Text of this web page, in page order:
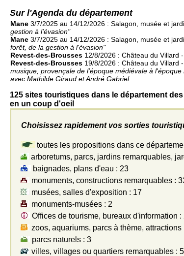
Sur l'Agenda du département
Mane 3/7/2025 au 14/12/2026 : Salagon, musée et
gestion à l'évasion"
Mane 3/7/2025 au 14/12/2026 : Salagon, musée et
forêt, de la gestion à l'évasion"
Revest-des-Brousses 12/8/2026 : Château du Villard -
Revest-des-Brousses 19/8/2026 : Château du Villard -
musique, provençale de l'époque médiévale à
avec Mathilde Giraud et André Gabriel.
125 sites touristiques dans le département
en un coup d'oeil
Choisissez rapidement vos sorties
toutes les propositions dans ce
arboretums, parcs, jardins remarquables,
baignades, plans d'eau : 23
monuments, constructions remarquables :
musées, salles d'exposition : 17
monuments-musées : 2
Offices de tourisme, bureaux d'information :
zoos, aquariums, parcs à thème, attractions
parcs naturels : 3
villes, villages ou quartiers remarquables : 5